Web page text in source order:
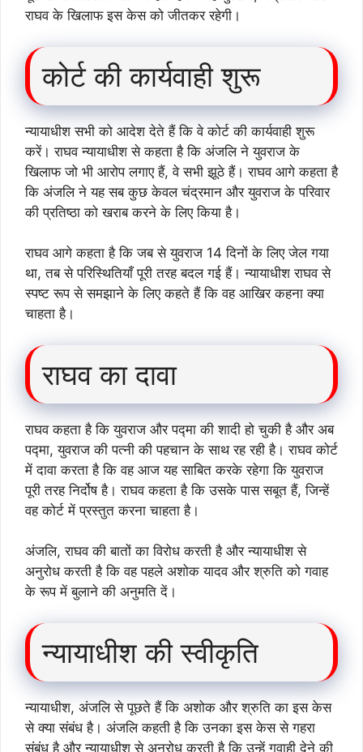
राघव के खिलाफ इस केस को जीतकर रहेगी।
कोर्ट की कार्यवाही शुरू
न्यायाधीश सभी को आदेश देते हैं कि वे कोर्ट की कार्यवाही शुरू
करें। राघव न्यायाधीश से कहता है कि अंजलि ने युवराज के
खिलाफ जो भी आरोप लगाए हैं, वे सभी झूठे हैं। राघव आगे कहता है
कि अंजलि ने यह सब कुछ केवल चंद्रमान और युवराज के परिवार
की प्रतिष्ठा को खराब करने के लिए किया है।
राघव आगे कहता है कि जब से युवराज 14 दिनों के लिए जेल गया
था, तब से परिस्थितियाँ पूरी तरह बदल गई हैं। न्यायाधीश राघव से
स्पष्ट रूप से समझाने के लिए कहते हैं कि वह आखिर कहना क्या
चाहता है।
राघव का दावा
राघव कहता है कि युवराज और पद्मा की शादी हो चुकी है और अब
पद्मा, युवराज की पत्नी की पहचान के साथ रह रही है। राघव कोर्ट
में दावा करता है कि वह आज यह साबित करके रहेगा कि युवराज
पूरी तरह निर्दोष है। राघव कहता है कि उसके पास सबूत हैं, जिन्हें
वह कोर्ट में प्रस्तुत करना चाहता है।
अंजलि, राघव की बातों का विरोध करती है और न्यायाधीश से
अनुरोध करती है कि वह पहले अशोक यादव और श्रुति को गवाह
के रूप में बुलाने की अनुमति दें।
न्यायाधीश की स्वीकृति
न्यायाधीश, अंजलि से पूछते हैं कि अशोक और श्रुति का इस केस
से क्या संबंध है। अंजलि कहती है कि उनका इस केस से गहरा
संबंध है और न्यायाधीश से अनुरोध करती है कि उन्हें गवाही देने की